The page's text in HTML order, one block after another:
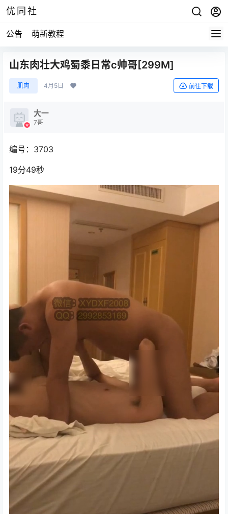
优同社
公告 萌新教程
山东肉壮大鸡蜀黍日常c帅哥[299M]
肌肉 4月5日 前往下载
大一
7哥
编号：3703
19分49秒